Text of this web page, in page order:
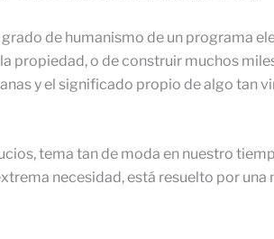
de humanismo de un programa
propiedad, o de construir muchos
y el significado propio de algo tan
tema tan de moda en nuestro
necesidad, está resuelto por